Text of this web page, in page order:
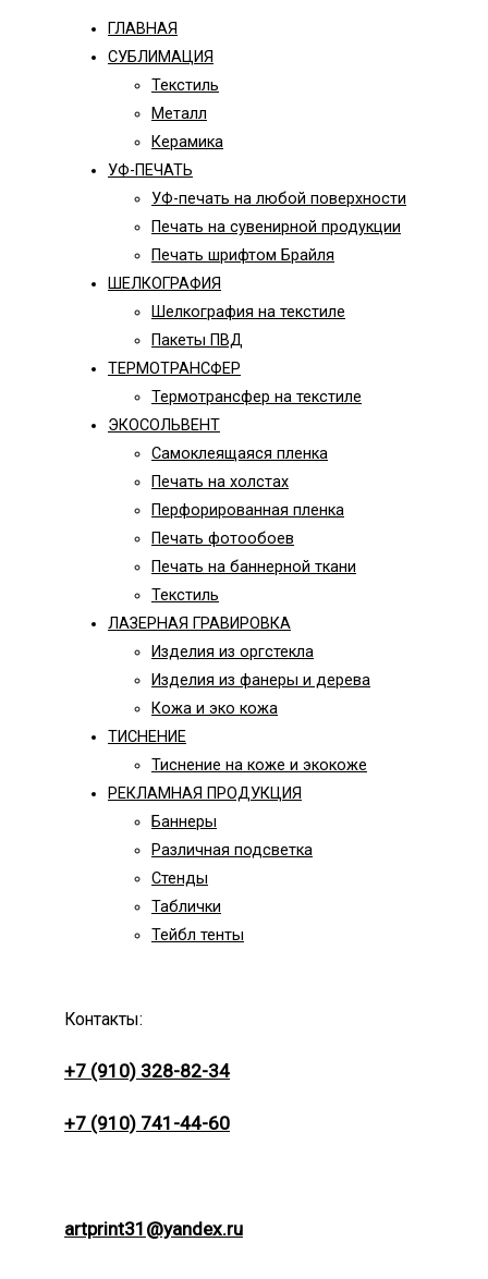
ГЛАВНАЯ
СУБЛИМАЦИЯ
Текстиль
Металл
Керамика
УФ-ПЕЧАТЬ
УФ-печать на любой поверхности
Печать на сувенирной продукции
Печать шрифтом Брайля
ШЕЛКОГРАФИЯ
Шелкография на текстиле
Пакеты ПВД
ТЕРМОТРАНСФЕР
Термотрансфер на текстиле
ЭКОСОЛЬВЕНТ
Самоклеящаяся пленка
Печать на холстах
Перфорированная пленка
Печать фотообоев
Печать на баннерной ткани
Текстиль
ЛАЗЕРНАЯ ГРАВИРОВКА
Изделия из оргстекла
Изделия из фанеры и дерева
Кожа и эко кожа
ТИСНЕНИЕ
Тиснение на коже и экокоже
РЕКЛАМНАЯ ПРОДУКЦИЯ
Баннеры
Различная подсветка
Стенды
Таблички
Тейбл тенты
Контакты:
+7 (910) 328-82-34
+7 (910) 741-44-60
artprint31@yandex.ru